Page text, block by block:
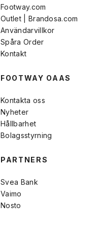
Footway.com
Outlet | Brandosa.com
Användarvillkor
Spåra Order
Kontakt
FOOTWAY OAAS
Kontakta oss
Nyheter
Hållbarhet
Bolagsstyrning
PARTNERS
Svea Bank
Vaimo
Nosto